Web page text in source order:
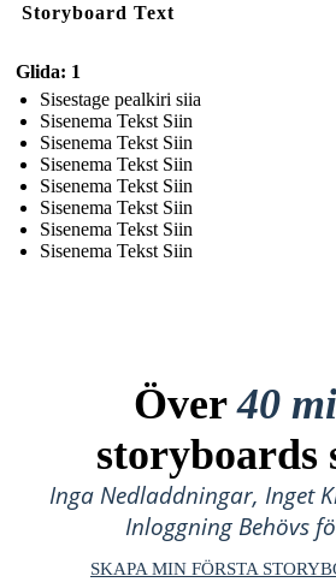
Storyboard Text
Glida: 1
Sisestage pealkiri siia
Sisenema Tekst Siin
Sisenema Tekst Siin
Sisenema Tekst Siin
Sisenema Tekst Siin
Sisenema Tekst Siin
Sisenema Tekst Siin
Sisenema Tekst Siin
Över40
storyboards
Inga Nedladdningar, Inget
Inloggning Behövs
SKAPA MIN FÖRSTA